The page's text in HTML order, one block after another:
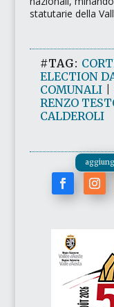
statutarie della
#TAG:
ELECTION
COMUNALI|
RENZO
CALDEROLI